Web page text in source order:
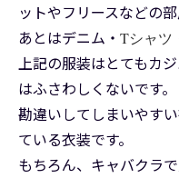
ットやフリースなどの部
あとはデニム・ Tシャツ
上記の服装はとてもカ
はふさわしくないです。
勘違いしてしまいやす
ている衣装です。
もちろん、キャバクラ